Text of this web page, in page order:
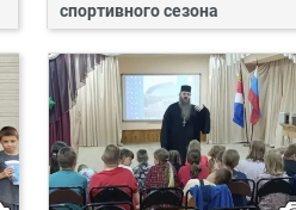
спортивного сезона